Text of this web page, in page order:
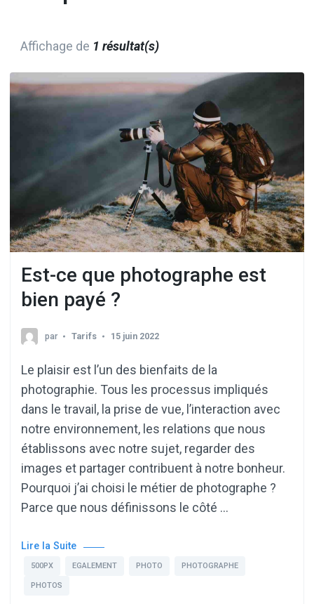
Affichage de 1 résultat(s)
Est-ce que photographe est
bien payé ?
par Tarifs 15 juin 2022
Le plaisir est l’un des bienfaits de la
photographie. Tous les processus impliqués
dans le travail, la prise de vue, l’interaction avec
notre environnement, les relations que nous
établissons avec notre sujet, regarder des
images et partager contribuent à notre bonheur.
Pourquoi j’ai choisi le métier de photographe ?
Parce que nous définissons le côté …
Lire la Suite
500PX EGALEMENT PHOTO PHOTOGRAPHE
PHOTOS